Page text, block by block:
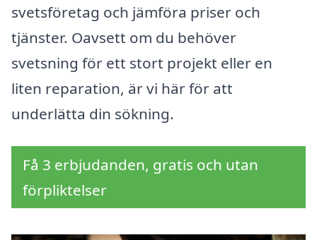
svetsföretag och jämföra priser och
tjänster. Oavsett om du behöver
svetsning för ett stort projekt eller en
liten reparation, är vi här för att
underlätta din sökning.
Få 3 erbjudanden, gratis och utan
förpliktelser